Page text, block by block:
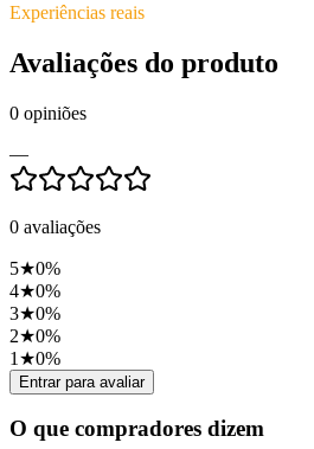
Experiências reais
Avaliações do produto
0 opiniões
—
0 avaliações
5★0%
4★0%
3★0%
2★0%
1 ★0%
Entrar para avaliar
O que compradores dizem